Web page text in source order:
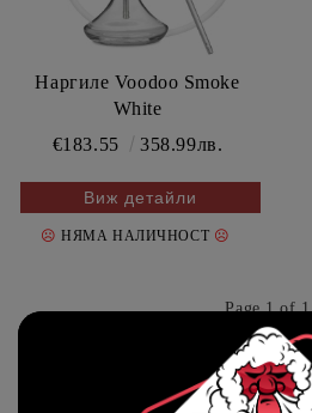
Наргиле Voodoo Smoke
White
€183.55
358.99лв.
Виж детайли
☹НЯМА НАЛИЧНОСТ ☹
Page 1 of 1
1 »